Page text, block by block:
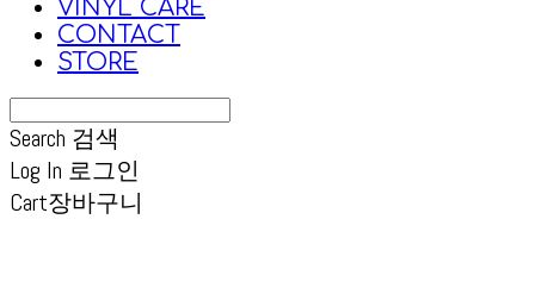
VINYL CARE
CONTACT
STORE
Search 검색
Log In 로그인
Cart장바구니